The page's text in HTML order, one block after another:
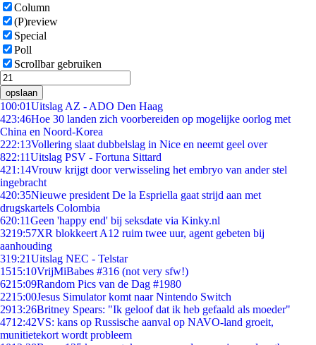
Column
(P)review
Special
Poll
Scrollbar gebruiken
opslaan
100:01Uitslag AZ - ADO Den Haag
423:46Hoe 30 landen zich voorbereiden op mogelijke oorlog met
China en Noord-Korea
222:13Vollering slaat dubbelslag in Nice en neemt geel over
822:11Uitslag PSV - Fortuna Sittard
421:14Vrouw krijgt door verwisseling het embryo van ander stel
ingebracht
420:35Nieuwe president De la Espriella gaat strijd aan met
drugskartels Colombia
620:11Geen 'happy end' bij seksdate via Kinky.nl
3219:57XR blokkeert A12 ruim twee uur, agent gebeten bij
aanhouding
319:21Uitslag NEC - Telstar
1515:10VrijMiBabes #316 (not very sfw!)
6215:09Random Pics van de Dag #1980
2215:00Jesus Simulator komt naar Nintendo Switch
2913:26Britney Spears: "Ik geloof dat ik heb gefaald als moeder"
4712:42VS: kans op Russische aanval op NAVO-land groeit,
munitietekort wordt probleem